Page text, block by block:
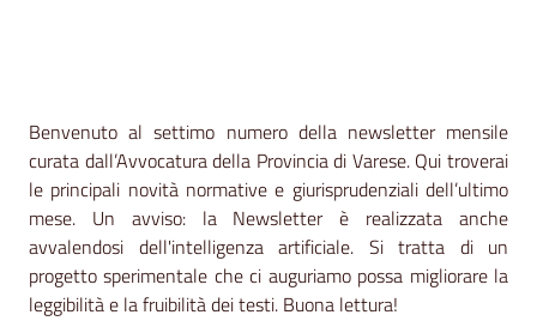
su
Contenuto
Benvenuto al settimo numero della newsletter mensile
curata dall’Avvocatura della Provincia di Varese. Qui troverai
le principali novità normative e giurisprudenziali dell’ultimo
mese. Un avviso: la Newsletter è realizzata anche
avvalendosi dell'intelligenza artificiale. Si tratta di un
progetto sperimentale che ci auguriamo possa migliorare la
leggibilità e la fruibilità dei testi. Buona lettura!